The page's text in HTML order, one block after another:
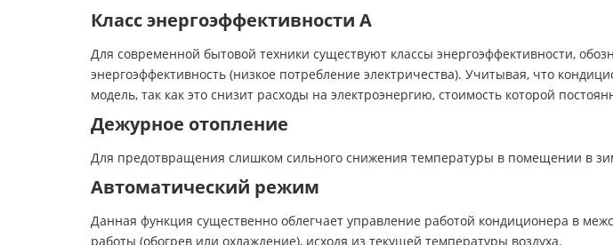
Класс энергоэффективности А
Для современной бытовой техники существуют классы энергоэффективности,
энергоэффективность (низкое потребление электричества). Учитывая, что
модель, так как это снизит расходы на электроэнергию, стоимость которой
Дежурное отопление
Для предотвращения слишком сильного снижения температуры в помещении в
Автоматический режим
Данная функция существенно облегчает управление работой кондиционера в
работы (обогрев или охлаждение), исходя из текущей температуры воздуха.